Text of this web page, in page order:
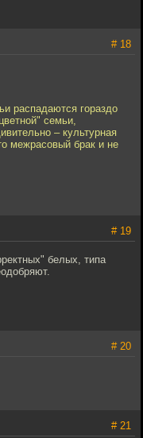
# 18
распадаются гораздо
семьи,
– культурная
межрасовый брак и не
# 19
белых, типа
# 20
# 21